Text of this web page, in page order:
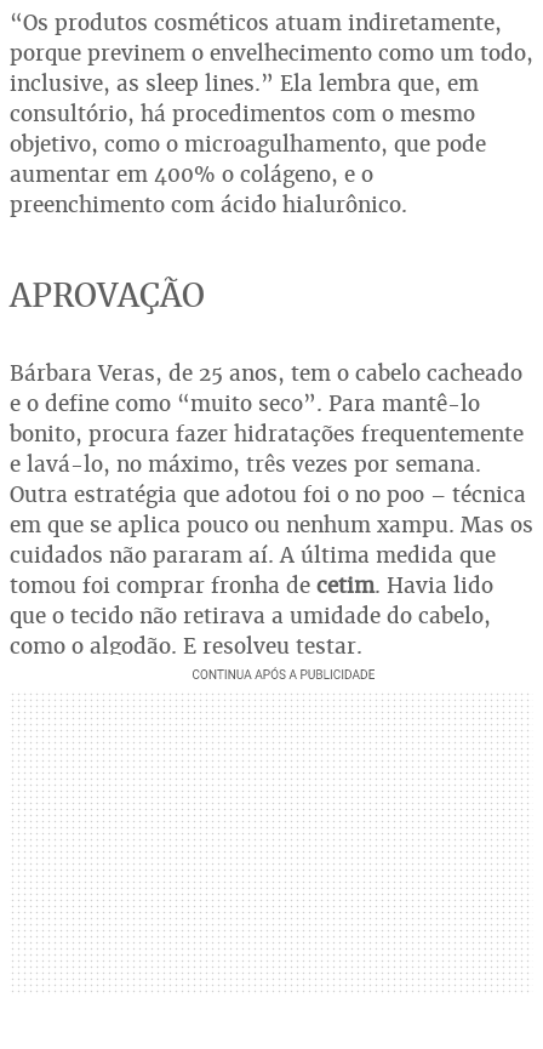
“Os produtos cosméticos atuam indiretamente,
porque previnem o envelhecimento como um todo,
inclusive, as sleep lines.” Ela lembra que, em
consultório, há procedimentos com o mesmo
objetivo, como o microagulhamento, que pode
aumentar em 400% o colágeno, e o
preenchimento com ácido hialurônico.
APROVAÇÃO
Bárbara Veras, de 25 anos, tem o cabelo cacheado
e o define como “muito seco”. Para mantê-lo
bonito, procura fazer hidratações frequentemente
e lavá-lo, no máximo, três vezes por semana.
Outra estratégia que adotou foi o no poo – técnica
em que se aplica pouco ou nenhum xampu. Mas os
cuidados não pararam aí. A última medida que
tomou foi comprar fronha de cetim. Havia lido
que o tecido não retirava a umidade do cabelo,
como o algodão. E resolveu testar.